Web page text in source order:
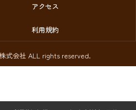
アクセス
利用規約
式会社 ALL rights reserved.